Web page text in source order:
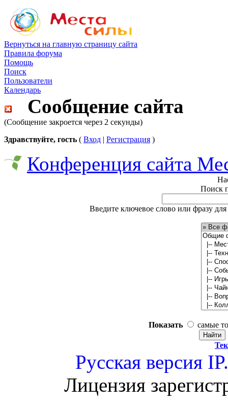
Вернуться на главную страницу сайта
Правила форума
Помощь
Поиск
Пользователи
Календарь
Сообщение сайта
(Сообщение закроется через 2 секунды)
Здравствуйте, гость ( Вход | Регистрация )
Конференция сайта
Поиск
Введите ключевое слово или фразу
Показать самые
Русская версия
Лицензия